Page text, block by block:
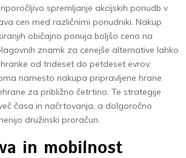
spremljanje akcijskih ponudb v
cen med različnimi ponudniki. Nakup
običajno ponuja boljšo ceno na
znamk za cenejše alternative lahko
od trideset do petdeset evrov.
namesto nakupa pripravljene hrane
za približno četrtino. Te strategije
časa in načrtovanja, a dolgoročno
družinski proračun.
in mobilnost